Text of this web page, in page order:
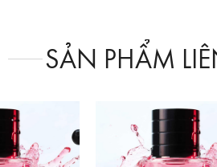
SẢN PHẨM